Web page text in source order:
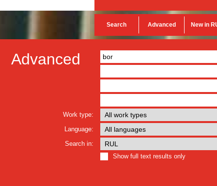
Search Advanced New in
Advanced
Work type:
Language:
Search in:
Show full text results only